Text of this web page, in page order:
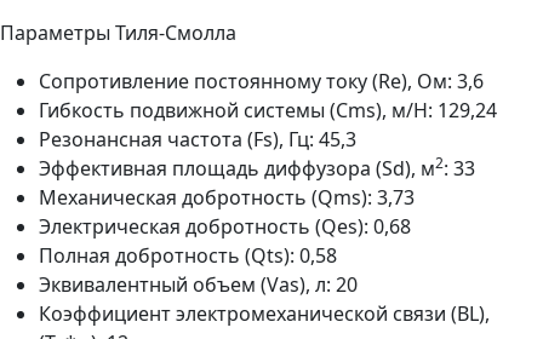
Параметры Тиля-Смолла
Сопротивление постоянному току (Re), Ом: 3,6
Гибкость подвижной системы (Cms), м/Н: 129,24
Резонансная частота (Fs), Гц: 45,3
Эффективная площадь диффузора (Sd), м2: 33
Механическая добротность (Qms): 3,73
Электрическая добротность (Qes): 0,68
Полная добротность (Qts): 0,58
Эквивалентный объем (Vas), л: 20
Коэффициент электромеханической связи (BL),